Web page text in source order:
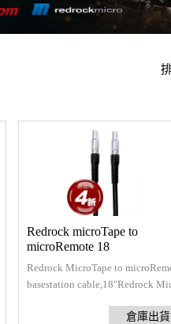
Redrock microTape to
microRemote 18
Redrock MicroTape to
basestation cable,18"Redrock
測距儀，另一端連接Micro